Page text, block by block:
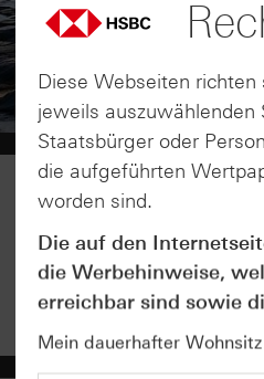
Diese Webseiten
jeweils
Staatsbürger oder
die aufgeführten
worden sind.
Die auf den
die Werbehinweise,
erreichbar sind sowie
Mein dauerhafter